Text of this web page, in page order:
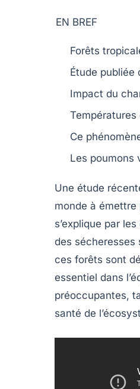
EN BREF
Forêts
Étude publiée
Impact du
Ce
Les poumons
Une étude
monde à émettre
s’explique par
des sécheresses
ces forêts sont
essentiel dans
préoccupantes,
santé de